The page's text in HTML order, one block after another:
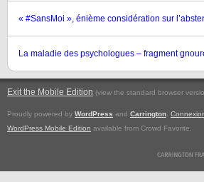
« #SansMoi », énième considération sur
La maladie des psychologues – fragment
Exit the Mobile Edition (view the standard browser
Proudly powered by WordPress and Carrington
WordPress Mobile Edition available from Crowd Favorite.